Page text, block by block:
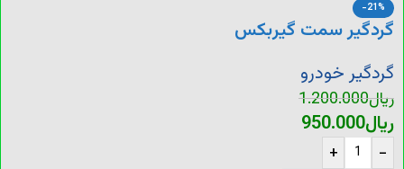
-21%
گردگیر سمت گیربکس
گردگیر خودرو
ریال1.200.000
ریال950.000
-
+